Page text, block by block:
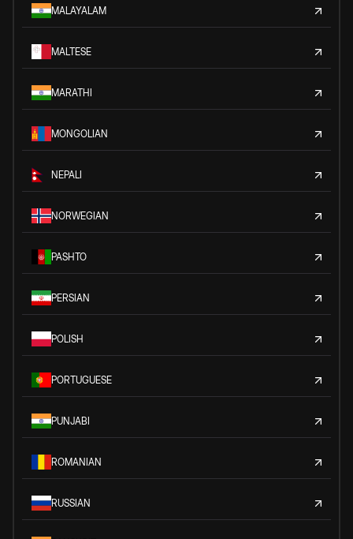
MALAYALAM
MALTESE
MARATHI
MONGOLIAN
NEPALI
NORWEGIAN
PASHTO
PERSIAN
POLISH
PORTUGUESE
PUNJABI
ROMANIAN
RUSSIAN